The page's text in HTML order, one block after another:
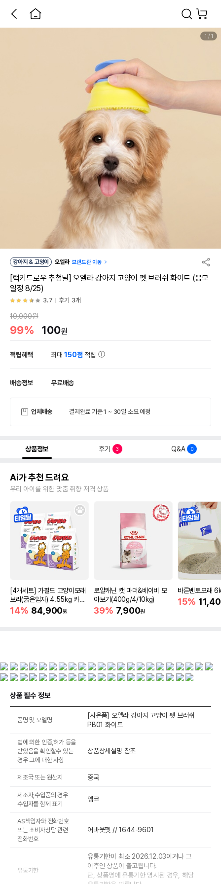
1 / 1
강아지 & 고양이 오엘라 브랜드관 이동
[럭키드로우 추첨딜] 오엘라 강아지 고양이 펫 브러쉬 화이트 (응모
일정 8/25)
3.7 후기 3개
10,000원
99% 100원
적립혜택 최대150점 적립
배송정보 무료배송
업체배송 결제완료 기준 1 ~ 30일 소요 예정
상품정보 후기 3 Q&A 0
Ai가 추천 드려요
우리 아이를 위한 맞춤 취향 저격 상품
[4개세트] 가필드 고양이모래
보라(굵은입자) 4.55kg 카사
바모래
14% 84,900원
로얄캐닌 캣 마더&베이비 모
아보기(400g/4/10kg)
39% 7,900원
바른벤토모래
15%
상품 필수 정보
품명 및 모델명
[사은품] 오엘라 강아지 고양이 펫 브러쉬
PB01 화이트
법에 의한 인증,허가 등을
받았음을 확인할수 있는
경우 그에 대한 사항
상품상세설명 참조
제조국 또는 원산지 중국
제조자,수입품의 경우
수입자를 함께 표기
앱코
AS책임자와 전화번호
또는 소비자상담 관련
전화번호
어바웃펫 // 1644-9601
유통기한
유통기한이 최소 2026.12.03이거나 그
이후인 상품이 출고됩니다.
단, 상품명에 유통기한 명시된 경우, 해당